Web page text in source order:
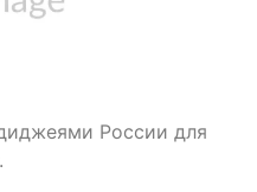
России для